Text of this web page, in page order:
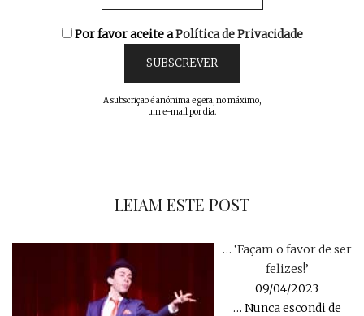
Por favor aceite aPolítica de Privacidade
A subscrição é anónima e gera, no máximo,
um e-mail por dia.
LEIAM ESTE POST
… ‘Façam o favor de ser
felizes!’
09/04/2023
… Nunca escondi de